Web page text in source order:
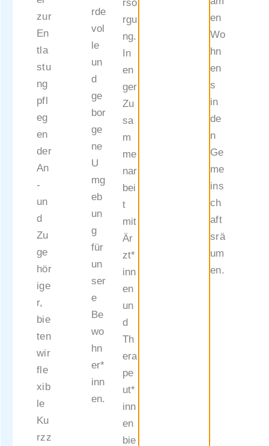
zur
En
tla
stu
ng
pfl
eg
en
der
An
-
un
d
Zu
ge
hör
ige
r,
bie
ten
wir
fle
xib
le
Ku
rzz
rde
vol
le
un
d
ge
bor
ge
ne
U
mg
eb
un
g
für
un
ser
e
Be
wo
hn
er*
inn
en.
rso
rgu
ng.
In
en
ger
Zu
sa
m
me
nar
bei
t
mit
Är
zt*
inn
en
un
d
Th
era
pe
ut*
inn
en
bie
en
Wo
hn
en
s
in
de
n
Ge
me
ins
ch
aft
srä
um
en.